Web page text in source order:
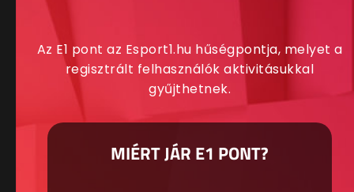
Az E1 pont az Esport1.hu hűségpontja, melyet a
regisztrált felhasználók aktivitásukkal
gyűjthetnek.
MIÉRT JÁR E1 PONT?